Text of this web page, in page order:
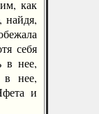
как
найдя,
себя
в нее,
в нее,
и